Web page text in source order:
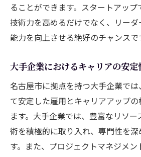
ることができます。スタートアッ
技術力を高めるだけでなく、リー
能力を向上させる絶好のチャンスで
大手企業におけるキャリアの安
名古屋市に拠点を持つ大手企業で
て安定した雇用とキャリアアップ
ます。大手企業では、豊富なリソ
術を積極的に取り入れ、専門性を
す。また、プロジェクトマネジメ